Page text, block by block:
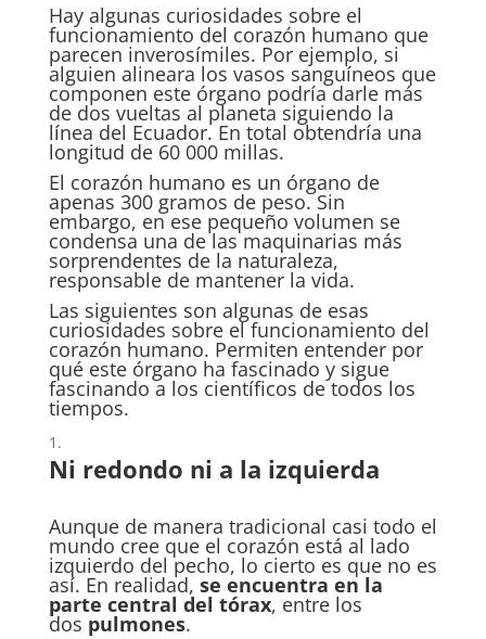
Hay algunas curiosidades sobre el
funcionamiento del corazón humano que
parecen inverosímiles. Por ejemplo, si
alguien alineara los vasos sanguíneos que
componen este órgano podría darle más
de dos vueltas al planeta siguiendo la
línea del Ecuador. En total obtendría una
longitud de 60 000 millas.
El corazón humano es un órgano de
apenas 300 gramos de peso. Sin
embargo, en ese pequeño volumen se
condensa una de las maquinarias más
sorprendentes de la naturaleza,
responsable de mantener la vida.
Las siguientes son algunas de esas
curiosidades sobre el funcionamiento del
corazón humano. Permiten entender por
qué este órgano ha fascinado y sigue
fascinando a los científicos de todos los
tiempos.
Ni redondo ni a la izquierda
Aunque de manera tradicional casi todo el
mundo cree que el corazón está al lado
izquierdo del pecho, lo cierto es que no es
así. En realidad, se encuentra en la
parte central del tórax, entre los
dos pulmones.